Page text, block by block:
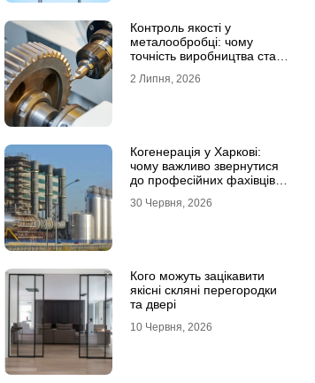
Контроль якості у
металообробці: чому
точність виробництва стає
перевагою
2 Липня, 2026
Когенерація у Харкові:
чому важливо звернутися
до професійних фахівців з
30 Червня, 2026
Кого можуть зацікавити
якісні скляні перегородки
та двері
10 Червня, 2026